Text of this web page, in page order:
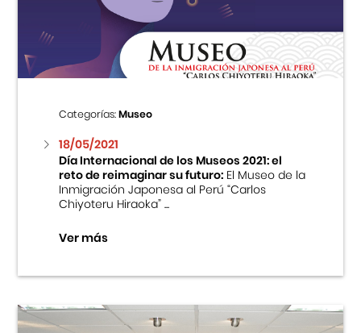
Centro Cultural Peruano Japonés
Cursos
Museo de la Inmigración Japonesa
Fondo Editorial
Teatro Peruano Japonés
Categorías:Museo
18/05/2021
Día Internacional de los Museos 2021: el
reto de reimaginar su futuro:El Museo de la
Inmigración Japonesa al Perú “Carlos
Chiyoteru Hiraoka” ...
Ver más